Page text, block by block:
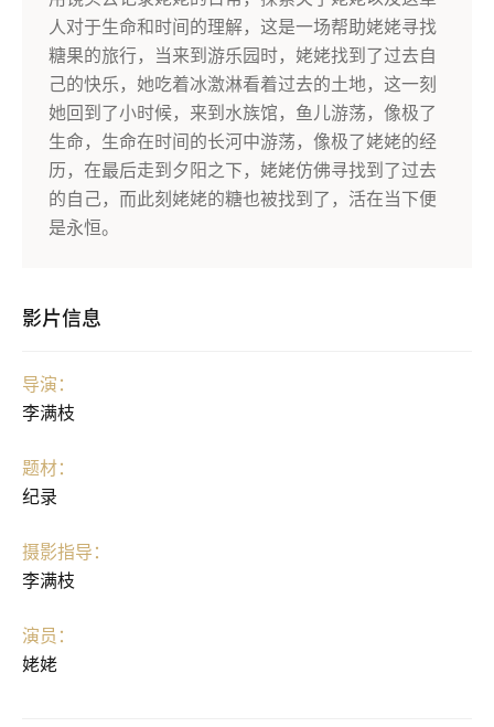
人对于生命和时间的理解，这是一场帮助姥姥寻找
糖果的旅行，当来到游乐园时，姥姥找到了过去自
己的快乐，她吃着冰激淋看着过去的土地，这一刻
她回到了小时候，来到水族馆，鱼儿游荡，像极了
生命，生命在时间的长河中游荡，像极了姥姥的经
历，在最后走到夕阳之下，姥姥仿佛寻找到了过去
的自己，而此刻姥姥的糖也被找到了，活在当下便
是永恒。
影片信息
导演：
李满枝
题材：
纪录
摄影指导：
李满枝
演员：
姥姥